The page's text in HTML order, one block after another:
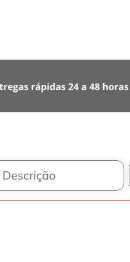
Descrição